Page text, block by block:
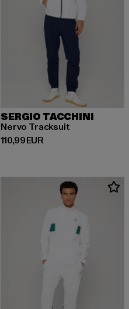
SERGIO TACCHINI
Nervo Tracksuit
110,99 EUR
Prix courant: 110,99 EUR